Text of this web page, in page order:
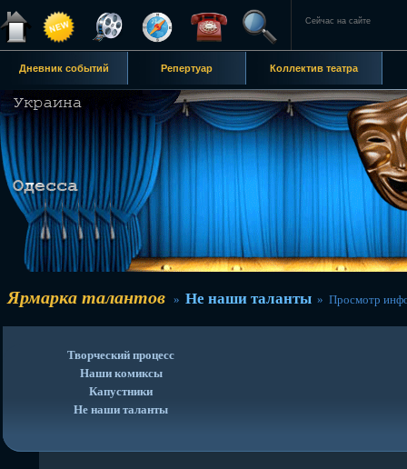
Сейчас на сайте
Дневник событий Репертуар Коллектив театра
Ярмарка талантов » Не наши таланты » Просмотр
Творческий процесс
Наши комиксы
Капустники
Не наши таланты